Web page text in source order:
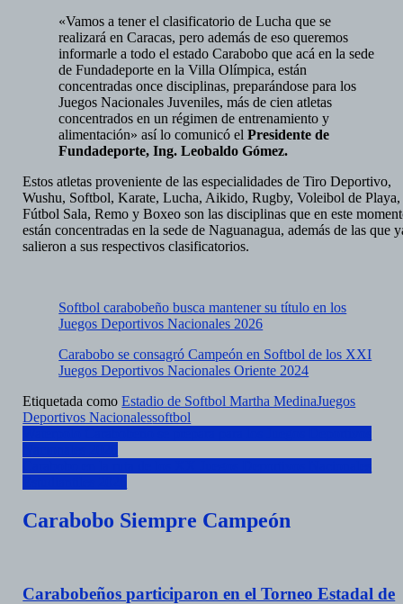
«Vamos a tener el clasificatorio de Lucha que se
realizará en Caracas, pero además de eso queremos
informarle a todo el estado Carabobo que acá en la sede
de Fundadeporte en la Villa Olímpica, están
concentradas once disciplinas, preparándose para los
Juegos Nacionales Juveniles, más de cien atletas
concentrados en un régimen de entrenamiento y
alimentación» así lo comunicó el Presidente de
Fundadeporte, Ing. Leobaldo Gómez.
Estos atletas proveniente de las especialidades de Tiro Deportivo,
Wushu, Softbol, Karate, Lucha, Aikido, Rugby, Voleibol de Playa,
Fútbol Sala, Remo y Boxeo son las disciplinas que en este
están concentradas en la sede de Naguanagua, además de las que
salieron a sus respectivos clasificatorios.
Softbol carabobeño busca mantener su título en los
Juegos Deportivos Nacionales 2026
Carabobo se consagró Campeón en Softbol de los XXI
Juegos Deportivos Nacionales Oriente 2024
Etiquetada comoEstadio de Softbol Martha MedinaJuegos
Deportivos Nacionalessoftbol
Navegación
de
entradas
Carabobo Siempre Campeón
Carabobeños participaron en el Torneo Estadal de